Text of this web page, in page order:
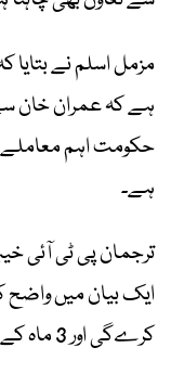
مزمل اسلم نے بتایا
ہے کہ عمران خان
حکومت اہم
ہے۔
ترجمان پی ٹی آئی
ایک بیان میں
کرےگی اور 3 ماہ کے بجٹ میں کوئی صداقت نہیں۔